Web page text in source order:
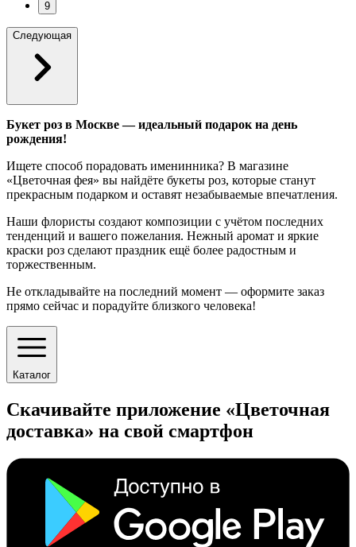
9
Следующая
Букет роз в Москве — идеальный подарок на день
рождения!
Ищете способ порадовать именинника? В магазине
«Цветочная фея» вы найдёте букеты роз, которые станут
прекрасным подарком и оставят незабываемые впечатления.
Наши флористы создают композиции с учётом последних
тенденций и вашего пожелания. Нежный аромат и яркие
краски роз сделают праздник ещё более радостным и
торжественным.
Не откладывайте на последний момент — оформите заказ
прямо сейчас и порадуйте близкого человека!
Каталог
Скачивайте приложение «Цветочная
доставка» на свой смартфон